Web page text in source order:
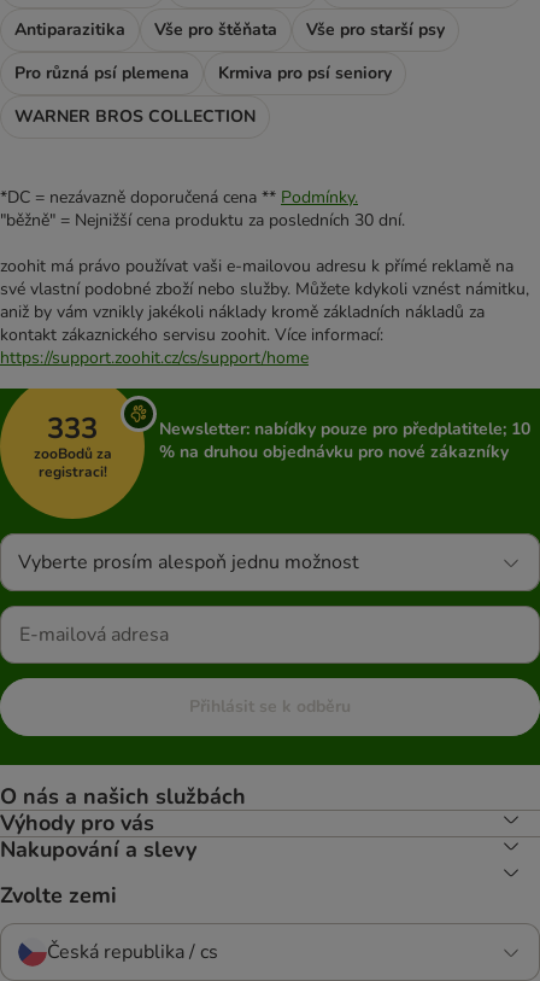
Antiparazitika
Vše pro štěňata
Vše pro starší psy
Pro různá psí plemena
Krmiva pro psí seniory
WARNER BROS COLLECTION
*DC = nezávazně doporučená cena ** Podmínky.
"běžně" = Nejnižší cena produktu za posledních 30 dní.
zoohit má právo používat vaši e-mailovou adresu k přímé reklamě na
své vlastní podobné zboží nebo služby. Můžete kdykoli vznést námitku,
aniž by vám vznikly jakékoli náklady kromě základních nákladů za
kontakt zákaznického servisu zoohit. Více informací:
https://support.zoohit.cz/cs/support/home
333
zooBodů za
registraci!
Newsletter: nabídky pouze pro předplatitele; 10
% na druhou objednávku pro nové zákazníky
Vyberte prosím alespoň jednu možnost
Přihlásit se k odběru
O nás a našich službách
Výhody pro vás
Nakupování a slevy
Zvolte zemi
Česká republika / cs